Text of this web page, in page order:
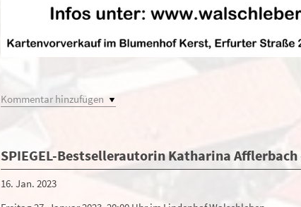
Kommentar hinzufügen
SPIEGEL-Bestsellerautorin Katharina
16. Jan. 2023